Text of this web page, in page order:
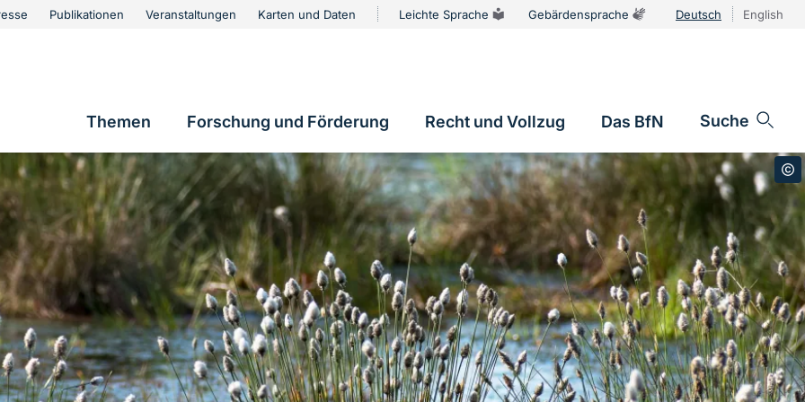
Publikationen Veranstaltungen Karten und Daten Leichte Sprache Gebärdensprache Deutsch English
Hauptnavigation
Themen Forschung und Förderung Recht und Vollzug Das BfN Suche